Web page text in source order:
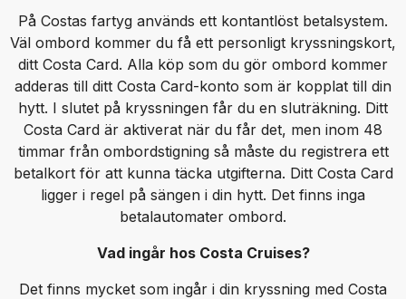
På Costas fartyg används ett kontantlöst betalsystem.
Väl ombord kommer du få ett personligt kryssningskort,
ditt Costa Card. Alla köp som du gör ombord kommer
adderas till ditt Costa Card-konto som är kopplat till din
hytt. I slutet på kryssningen får du en sluträkning. Ditt
Costa Card är aktiverat när du får det, men inom 48
timmar från ombordstigning så måste du registrera ett
betalkort för att kunna täcka utgifterna. Ditt Costa Card
ligger i regel på sängen i din hytt. Det finns inga
betalautomater ombord.
Vad ingår hos Costa Cruises?
Det finns mycket som ingår i din kryssning med Costa